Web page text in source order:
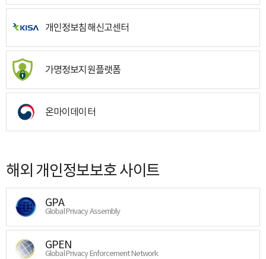
개인정보침해신고센터
가명정보지원플랫폼
온마이데이터
해외 개인정보보호 사이트
GPA
Global Privacy Assembly
GPEN
Global Privacy Enforcement Network